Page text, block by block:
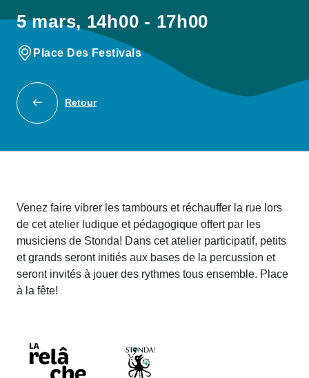
5 mars, 14h00 - 17h00
Place Des Festivals
Retour
Venez faire vibrer les tambours et réchauffer la rue lors
de cet atelier ludique et pédagogique offert par les
musiciens de Stonda! Dans cet atelier participatif, petits
et grands seront initiés aux bases de la percussion et
seront invités à jouer des rythmes tous ensemble. Place
à la fête!